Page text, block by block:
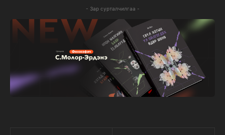
- Зар сурталчилгаа -